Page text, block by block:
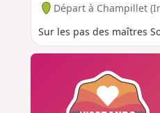
Départ à Champillet
Sur les pas des maîtres